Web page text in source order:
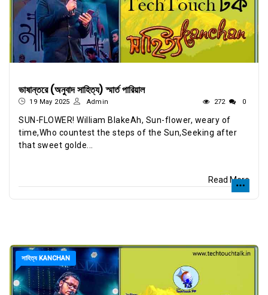
ভাষান্তরে (অনুবাদ সাহিত্য) স্মার্ত পারিয়াল
19 May 2025 Admin 272 0
SUN-FLOWER! William BlakeAh, Sun-flower, weary of
time,Who countest the steps of the Sun,Seeking after
that sweet golde...
Read More
সাহিত্য KANCHAN